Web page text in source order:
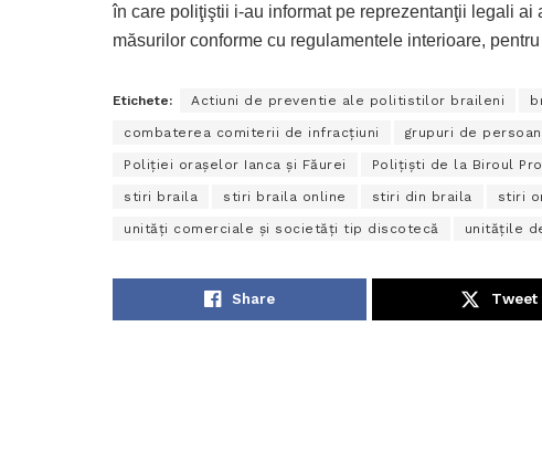
în care poliţiştii i-au informat pe reprezentanţii legali
măsurilor conforme cu regulamentele interioare,
Etichete: Actiuni de preventie ale politistilor braileni
combaterea comiterii de infracţiuni grupuri de
Poliţiei oraşelor Ianca şi Făurei Poliţişti de la Biroul
stiri braila stiri braila online stiri din braila stiri
unităţi comerciale şi societăţi tip discotecă unităţile
Share Tweet